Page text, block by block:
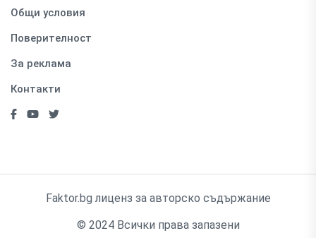
Общи условия
Поверителност
За реклама
Контакти
Faktor.bg лиценз за авторско съдържание
© 2024 Всички права запазени